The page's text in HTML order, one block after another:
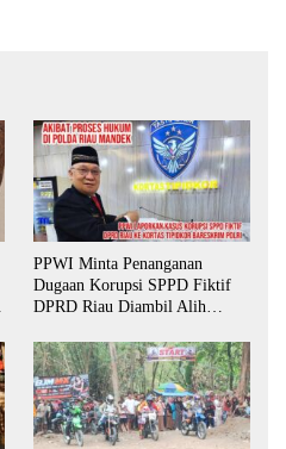
PPWI Minta Penanganan
Dugaan Korupsi SPPD Fiktif
DPRD Riau Diambil Alih